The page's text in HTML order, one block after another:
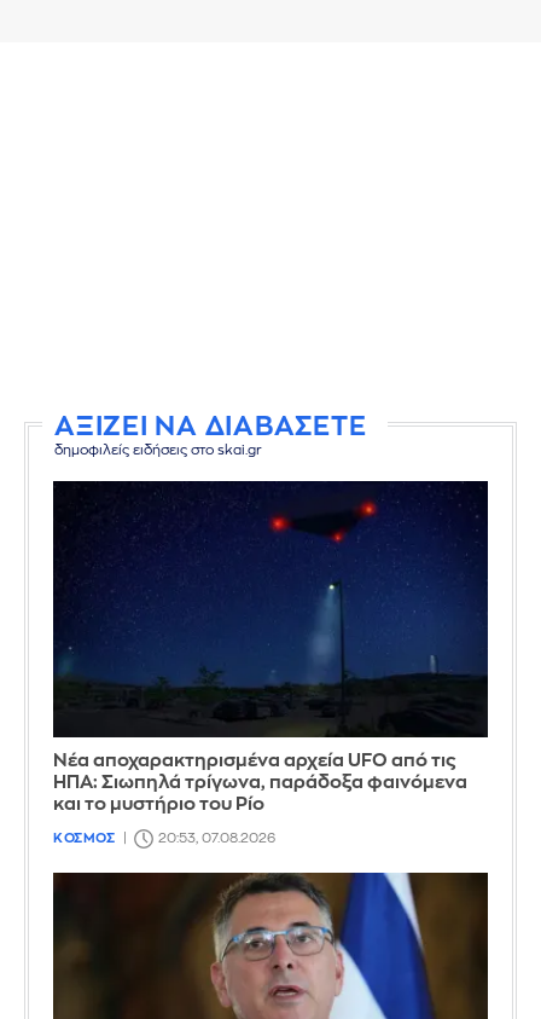
ΑΞΙΖΕΙ ΝΑ ΔΙΑΒΑΣΕΤΕ
δημοφιλείς ειδήσεις στο skai.gr
Νέα αποχαρακτηρισμένα αρχεία UFO από τις
ΗΠΑ: Σιωπηλά τρίγωνα, παράδοξα φαινόμενα
και το μυστήριο του Ρίο
ΚΟΣΜΟΣ 20:53, 07.08.2026